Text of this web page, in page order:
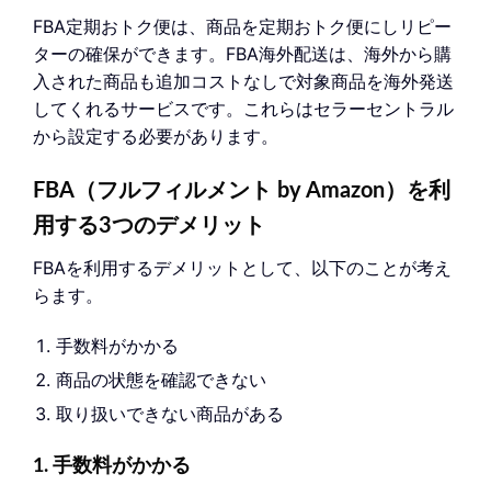
FBA定期おトク便は、商品を定期おトク便にしリピー
ターの確保ができます。FBA海外配送は、海外から購
入された商品も追加コストなしで対象商品を海外発送
してくれるサービスです。これらはセラーセントラル
から設定する必要があります。
FBA（フルフィルメント by Amazon）を利
用する3つのデメリット
FBAを利用するデメリットとして、以下のことが考え
らます。
手数料がかかる
商品の状態を確認できない
取り扱いできない商品がある
1. 手数料がかかる